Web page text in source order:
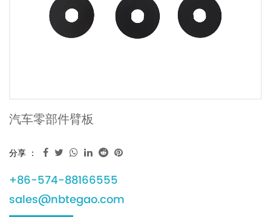
汽车零部件臂板
分享 ：
+86-574-88166555
sales@nbtegao.com